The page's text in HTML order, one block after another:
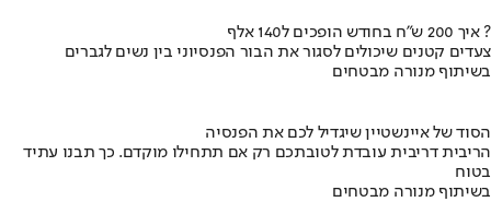
איך 200 ש"ח בחודש הופכים ל140 אלף ?
צעדים קטנים שיכולים לסגור את הבור הפנסיוני בין נשים לגברים
בשיתוף מנורה מבטחים
הסוד של איינשטיין שיגדיל לכם את הפנסיה
הריבית דריבית עובדת לטובתכם רק אם תתחילו מוקדם. כך תבנו עתיד
בטוח
בשיתוף מנורה מבטחים